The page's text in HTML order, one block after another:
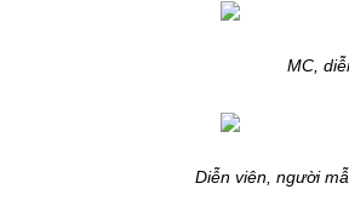
MC,
Diễn viên, người